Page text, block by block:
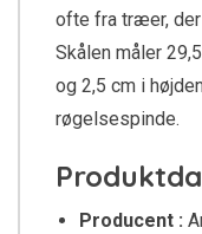
ofte fra træer,
Skålen måler
og 2,5 cm i
røgelsespinde.
Producent :